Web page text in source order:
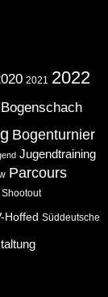
2021 2022
Bogenschach
Bogenturnier
Jugendtraining
Parcours
Shootout
Hoffed Süddeutsche